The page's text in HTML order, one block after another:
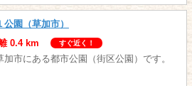
公園（草加市）
0.4 km
すぐ近く！
加市にある都市公園（街区公園）です。